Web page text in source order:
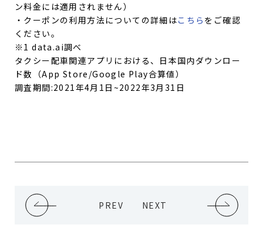
ン料金には適用されません）
・クーポンの利用方法についての詳細はこちら をご確認
ください。
※1 data.ai調べ
タクシー配車関連アプリにおける、日本国内ダウンロー
ド数（App Store/Google Play合算値）
調査期間:2021年4月1日~2022年3月31日
PREV NEXT